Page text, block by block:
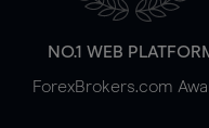
NO.1 WEB
ForexBrokers.com